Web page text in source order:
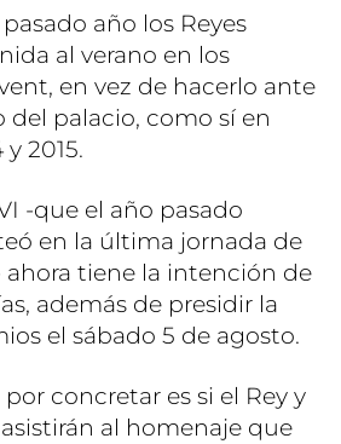
año los Reyes
al verano en los
en vez de hacerlo ante
del palacio, como sí en
2015.
-que el año pasado
en la última jornada de
ahora tiene la intención de
además de presidir la
el sábado 5 de agosto.
concretar es si el Rey y
al homenaje que